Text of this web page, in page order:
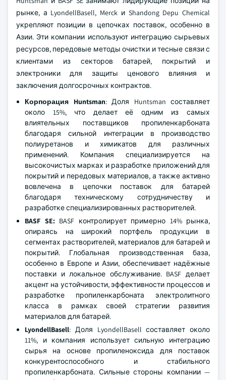
рынке, а LyondellBasell, Merck и Shandong Depu Chemical
укрепляют позиции в цепочках поставок, особенно в
Азии. Эти компании используют интеграцию сырьевых
ресурсов, передовые методы очистки и тесные связи с
клиентами из секторов батарей, покрытий и
электроники для защиты ценового влияния и
заключения долгосрочных контрактов.
Корпорация Huntsman: Доля Huntsman составляет
около 15%, что делает её одним из самых
влиятельных поставщиков пропиленкарбоната
благодаря сильной интеграции в производство
полиуретанов и химикатов для различных
применений. Компания специализируется на
высокочистых марках и разработке приложений для
покрытий и передовых материалов, а также активно
вовлечена в цепочки поставок для батарей
благодаря техническому сотрудничеству и
разработке специализированных растворителей.
BASF SE:BASF контролирует примерно 14% рынка,
опираясь на широкий портфель продукции в
сегментах растворителей, материалов для батарей и
покрытий. Глобальная производственная база,
особенно в Европе и Азии, обеспечивает надёжные
поставки и локальное обслуживание. BASF делает
акцент на устойчивости, эффективности процессов и
разработке пропиленкарбоната электролитного
класса в рамках своей стратегии развития
материалов для батарей.
LyondellBasell: Доля LyondellBasell составляет около
11%, и компания использует сильную интеграцию
сырья на основе пропиленоксида для поставок
конкурентоспособного и стабильного
пропиленкарбоната. Сильные стороны компании —